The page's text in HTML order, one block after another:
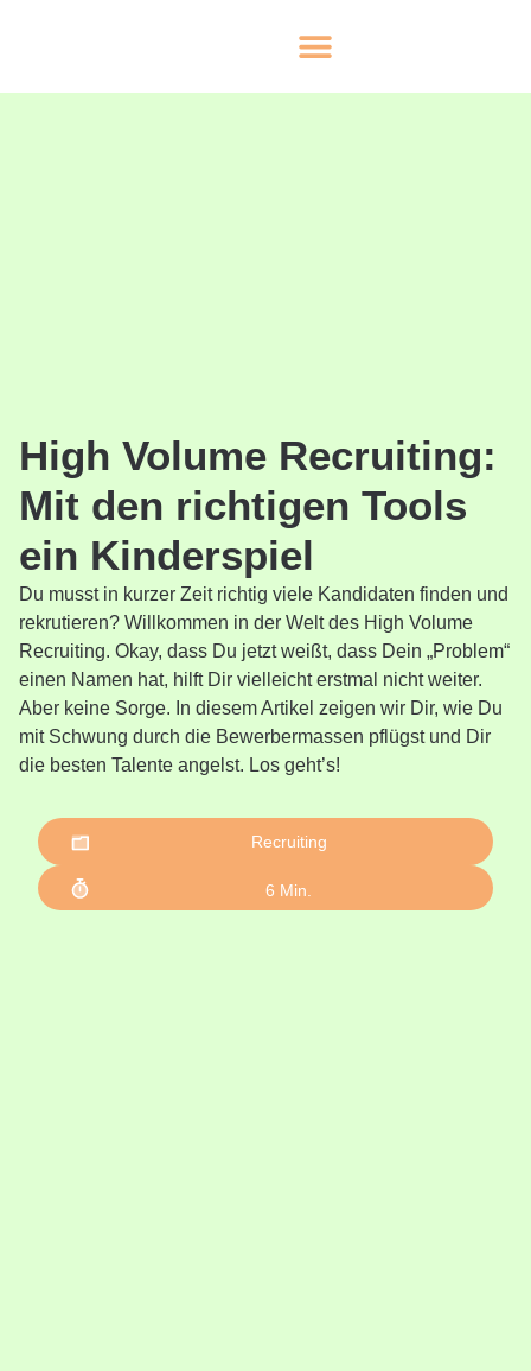
High Volume Recruiting:
Mit den richtigen Tools
ein Kinderspiel
Du musst in kurzer Zeit richtig viele Kandidaten finden und
rekrutieren? Willkommen in der Welt des High Volume
Recruiting. Okay, dass Du jetzt weißt, dass Dein „Problem“
einen Namen hat, hilft Dir vielleicht erstmal nicht weiter.
Aber keine Sorge. In diesem Artikel zeigen wir Dir, wie Du
mit Schwung durch die Bewerbermassen pflügst und Dir
die besten Talente angelst. Los geht’s!
Recruiting
6 Min.